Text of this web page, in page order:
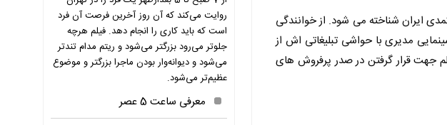
ایران شناخته می شود. از خوانندگی
خوش” تا “ساعت ۵ عصر”… “ساعت ۵ عصر” اولین فیلم سینمایی مدیری با حواشی تبلیغاتی اش از
جهت قرار گرفتن در صدر پرفروش های
روایت می‌کند که آن روز آخرین فرصت آن فرد
است که باید کاری را انجام دهد. فیلم هرچه
جلوتر می‌رود بزرگتر می‌شود و ریتم مدام تندتر
می‌شود و دیوانه‌وار بودن ماجرا بزرگتر و موضوع
عظیم‌تر می‌شود.
معرفی ساعت 5 عصر